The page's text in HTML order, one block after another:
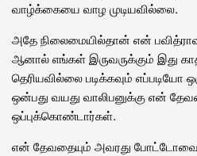
வாழ்க்கையை வாழ முடியவில்லை.
அதே நிலைமையில்தான் என்
ஆனால் எங்கள் இருவருக்கும் இது
தெரியவில்லை படிக்கவும் எப்படியோ
ஒன்பது வயது வாலிபனுக்கு என்
ஒப்புக்கொண்டார்கள்.
என் தேவதையும் அவரது போட்டோவை